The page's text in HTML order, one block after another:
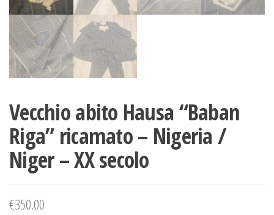
Vecchio abito Hausa “Baban
Riga” ricamato – Nigeria /
Niger – XX secolo
€350.00